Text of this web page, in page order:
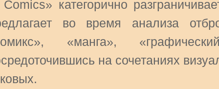
категорично
во время анализа
«манга»,
на сочетаниях